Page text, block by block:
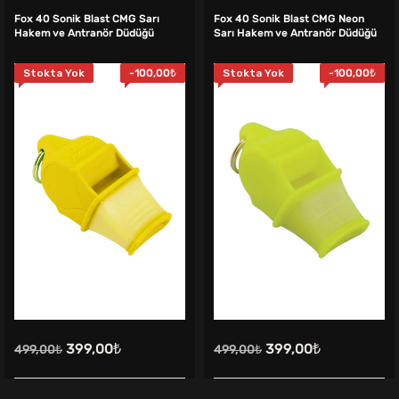
Fox 40 Sonik Blast CMG Sarı
Hakem ve Antranör Düdüğü
Stokta Yok -100,00₺
499,00₺ Orijinal
fiyat:
399,00₺Şu
andaki
Fox 40 Sonik Blast CMG Neon
Sarı Hakem ve Antranör Düdüğü
Stokta Yok -100,00₺
499,00₺ Orijinal
fiyat:
399,00₺Şu
andaki